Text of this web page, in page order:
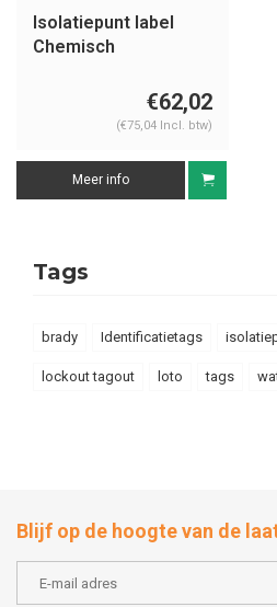
Isolatiepunt label
Chemisch
€62,02
(€75,04 Incl. btw)
Meer info
Tags
brady Identificatietags
lockout tagout loto tags
Blijf op de hoogte van de